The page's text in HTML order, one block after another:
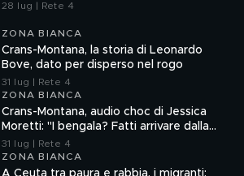
28 lug | Rete 4
ZONA BIANCA
Crans-Montana, la storia di Leonardo
Bove, dato per disperso nel rogo
31 lug | Rete 4
ZONA BIANCA
Crans-Montana, audio choc di Jessica
Moretti: "I bengala? Fatti arrivare dalla
Francia"
31 lug | Rete 4
ZONA BIANCA
A Ceuta tra paura e rabbia, i migranti: